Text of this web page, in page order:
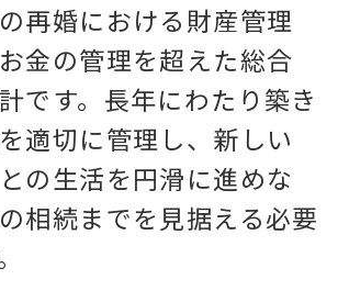
再婚における財産管理
金の管理を超えた総合
です。長年にわたり築き
適切に管理し、新しい
の生活を円滑に進めな
相続までを見据える必要